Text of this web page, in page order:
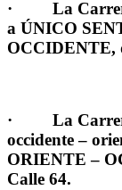
· La
a ÚNICO
OCCIDENTE,
· La
occidente –
ORIENTE –
Calle 64.